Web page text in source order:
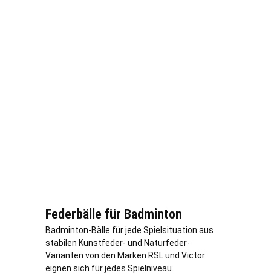
Federbälle für Badminton
Badminton-Bälle für jede Spielsituation aus
stabilen Kunstfeder- und Naturfeder-
Varianten von den Marken RSL und Victor
eignen sich für jedes Spielniveau.